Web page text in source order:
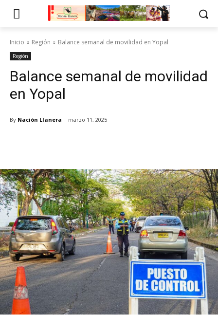
Inicio Región Balance semanal de movilidad en Yopal
Región
Balance semanal de movilidad
en Yopal
By Nación Llanera marzo 11, 2025